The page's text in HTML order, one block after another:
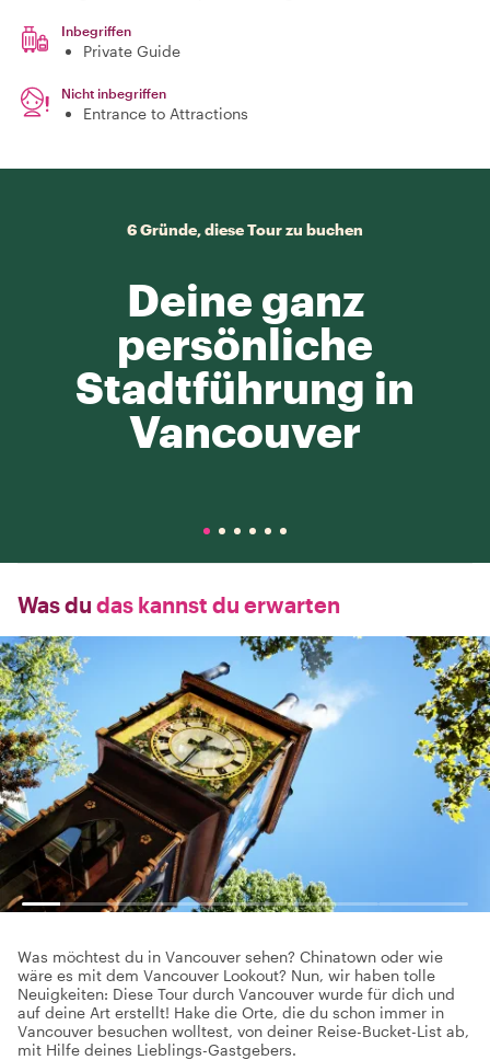
Inbegriffen
Private Guide
Nicht inbegriffen
Entrance to Attractions
6 Gründe, diese Tour zu buchen
Deine ganz
persönliche
Stadtführung in
Vancouver
Was du das kannst du erwarten
Was möchtest du in Vancouver sehen? Chinatown oder wie
wäre es mit dem Vancouver Lookout? Nun, wir haben tolle
Neuigkeiten: Diese Tour durch Vancouver wurde für dich und
auf deine Art erstellt! Hake die Orte, die du schon immer in
Vancouver besuchen wolltest, von deiner Reise-Bucket-List ab,
mit Hilfe deines Lieblings-Gastgebers.